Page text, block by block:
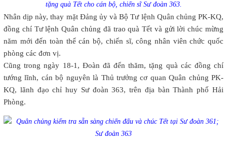
tặng quà Tết cho cán bộ, chiến sĩ Sư đoàn 363.
Nhân dịp này, thay mặt Đảng ủy và Bộ Tư lệnh Quân chủng PK-KQ,
đồng chí Tư lệnh Quân chủng đã trao quà Tết và gửi lời chúc mừng
năm mới đến toàn thể cán bộ, chiến sĩ, công nhân viên chức quốc
phòng các đơn vị.
Cũng trong ngày 18-1, Đoàn đã đến thăm, tặng quà các đồng chí
tướng lĩnh, cán bộ nguyên là Thủ trưởng cơ quan Quân chủng PK-
KQ, lãnh đạo chỉ huy Sư đoàn 363, trên địa bàn Thành phố Hải
Phòng.